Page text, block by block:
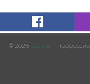
© 2026 Calutte -